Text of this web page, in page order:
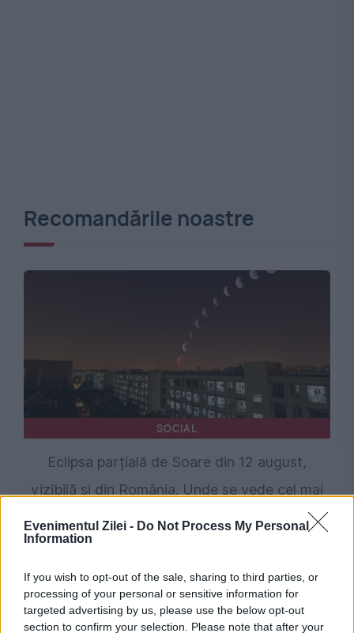
Evenimentul Zilei - Do Not Process My Personal
Information
If you wish to opt-out of the sale, sharing to third parties, or
processing of your personal or sensitive information for
targeted advertising by us, please use the below opt-out
section to confirm your selection. Please note that after your
Recomandările noastre
SOCIAL
Eclipsa parțială de Soare din 12 august,
vizibilă și din România. Unde se vede cel mai
bine și la ce oră începe